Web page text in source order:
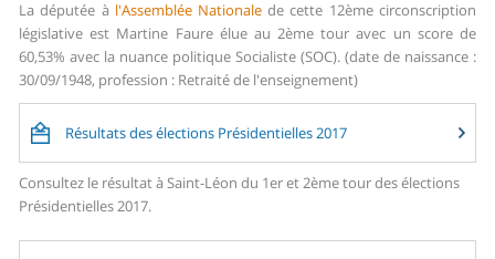
La députée à l'Assemblée Nationale de cette 12ème circonscription
législative est Martine Faure élue au 2ème tour avec un score de
60,53% avec la nuance politique Socialiste (SOC). (date de naissance :
30/09/1948, profession : Retraité de l'enseignement)
Résultats des élections Présidentielles 2017
Consultez le résultat à Saint-Léon du 1er et 2ème tour des élections
Présidentielles 2017.